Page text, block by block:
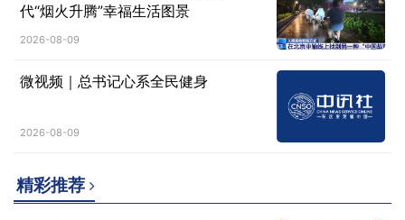
代“烟火升腾”幸福生活图景
2026-08-09
微视频｜总书记心系全民健身
2026-08-09
精彩推荐